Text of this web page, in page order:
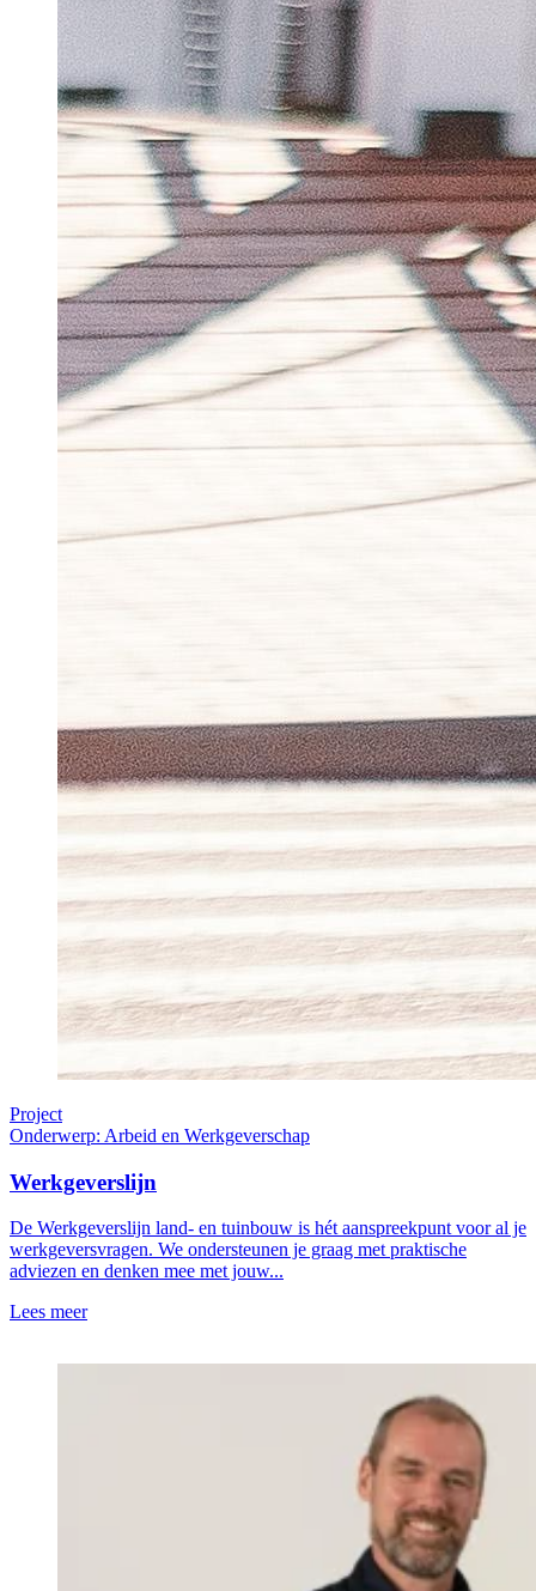
Project
Onderwerp: Arbeid en Werkgeverschap
Werkgeverslijn
De Werkgeverslijn land- en tuinbouw is hét aanspreekpunt voor al je
werkgeversvragen. We ondersteunen je graag met praktische
adviezen en denken mee met jouw...
Lees meer